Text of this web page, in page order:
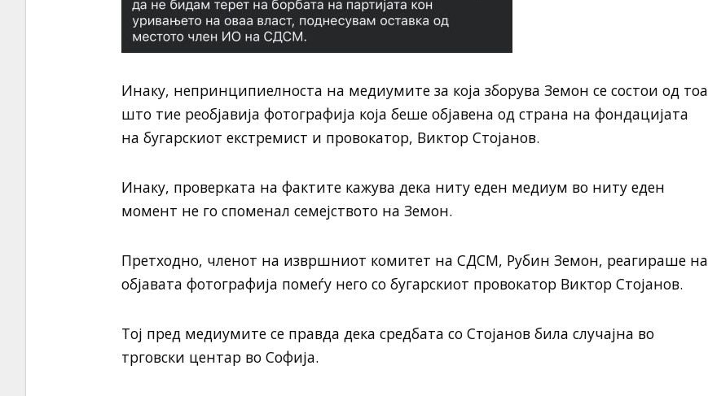
Инаку, непринципиелноста на медиумите за која зборува Земон се состои од тоа
што тие реобјавија фотографија која беше објавена од страна на фондацијата
на бугарскиот екстремист и провокатор, Виктор Стојанов.
Инаку, проверката на фактите кажува дека ниту еден медиум во ниту еден
момент не го споменал семејството на Земон.
Претходно, членот на извршниот комитет на СДСМ, Рубин Земон, реагираше на
објавата фотографија помеѓу него со бугарскиот провокатор Виктор Стојанов.
Тој пред медиумите се правда дека средбата со Стојанов била случајна во
трговски центар во Софија.